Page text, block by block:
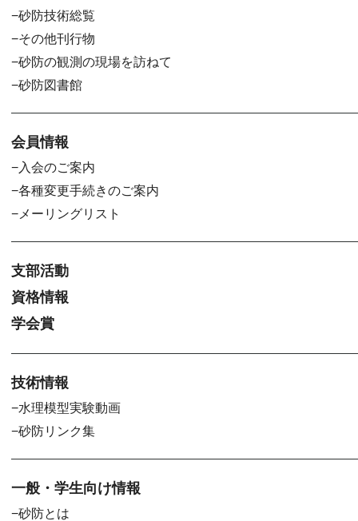
砂防技術総覧
その他刊行物
砂防の観測の現場を訪ねて
砂防図書館
会員情報
入会のご案内
各種変更手続きのご案内
メーリングリスト
支部活動
資格情報
学会賞
技術情報
水理模型実験動画
砂防リンク集
一般・学生向け情報
砂防とは